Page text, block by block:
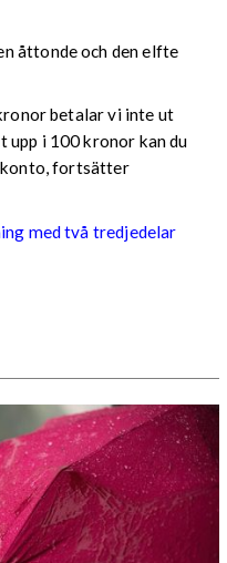
åttonde och den elfte
betalar vi inte ut
upp i 100 kronor kan du
fortsätter
med två tredjedelar